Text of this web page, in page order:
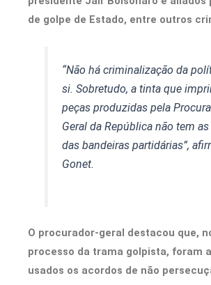
de golpe de Estado, entre outros
“Não há criminalização da
si. Sobretudo, a tinta que
peças produzidas pela
Geral da República não tem
das bandeiras partidárias”,
Gonet.
O procurador-geral destacou que,
processo da trama golpista, foram
usados os acordos de não